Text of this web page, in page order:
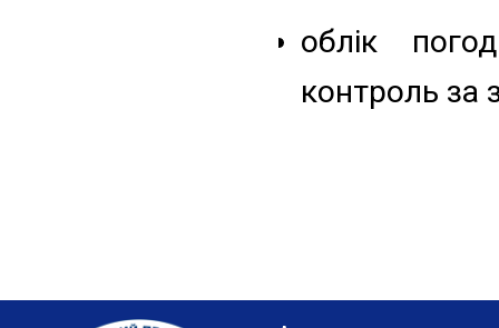
облік
контроль за